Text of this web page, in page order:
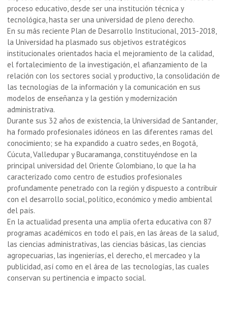
proceso educativo, desde ser una institución técnica y
tecnológica, hasta ser una universidad de pleno derecho.
En su más reciente Plan de Desarrollo Institucional, 2013-2018,
la Universidad ha plasmado sus objetivos estratégicos
institucionales orientados hacia el mejoramiento de la calidad,
el fortalecimiento de la investigación, el afianzamiento de la
relación con los sectores social y productivo, la consolidación de
las tecnologías de la información y la comunicación en sus
modelos de enseñanza y la gestión y modernización
administrativa.
Durante sus 32 años de existencia, la Universidad de Santander,
ha formado profesionales idóneos en las diferentes ramas del
conocimiento; se ha expandido a cuatro sedes, en Bogotá,
Cúcuta, Valledupar y Bucaramanga, constituyéndose en la
principal universidad del Oriente Colombiano, lo que la ha
caracterizado como centro de estudios profesionales
profundamente penetrado con la región y dispuesto a contribuir
con el desarrollo social, político, económico y medio ambiental
del país.
En la actualidad presenta una amplia oferta educativa con 87
programas académicos en todo el país, en las áreas de la salud,
las ciencias administrativas, las ciencias básicas, las ciencias
agropecuarias, las ingenierías, el derecho, el mercadeo y la
publicidad, así como en el área de las tecnologías, las cuales
conservan su pertinencia e impacto social.